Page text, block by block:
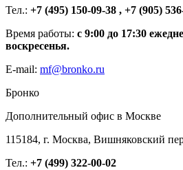
Тел.: +7 (495) 150-09-38 , +7 (905)
Время работы: с 9:00 до 17:30
воскресенья.
E-mail: mf@bronko.ru
Бронко
Дополнительный офис в Москве
115184, г. Москва, Вишняковский
Тел.: +7 (499) 322-00-02